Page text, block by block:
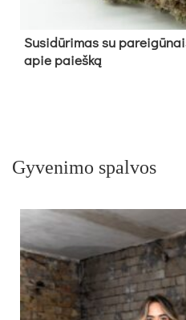
Su­si­dū­ri­mas su
apie paieš­ką
Gyvenimo spalvos